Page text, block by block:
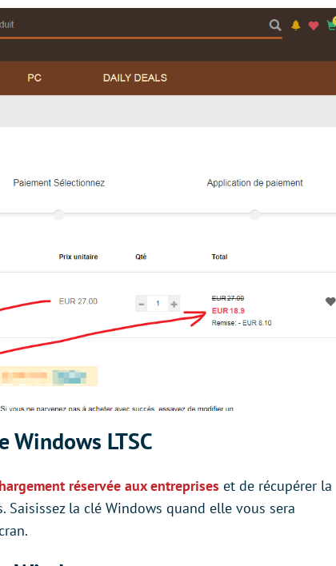
Windows LTSC
réservée aux entreprises et de récupérer la
la clé Windows quand elle vous sera